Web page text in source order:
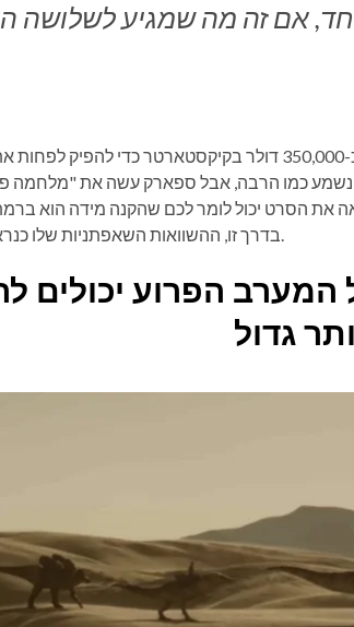
ספארק שואפת לגייס כ-350,000 דולר בקיקסטארטר
נשמע כמו הרבה, אבל ספארק עשה את "מלחמה
שראה את הסרט יכול לומר לכם שהקנה מידה הוא
המערב הפרוע יכולים
גדול